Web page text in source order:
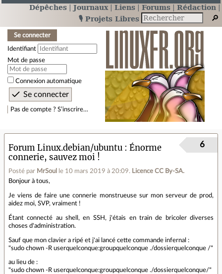
Dépêches Journaux Liens Forums
Rédaction
🎙️ Projets Libres
Se connecter
Identifiant
Mot de passe
Connexion automatique
Pas de compte ? S’inscrire…
Forum Linux.debian/ubuntu
Énorme
connerie, sauvez moi !
Posté par MrSoul le 10 mars 2019 à 20:09. Licence CC By‑SA.
6
Bonjour à tous,
Je viens de faire une connerie monstrueuse sur mon serveur de prod,
aidez moi, SVP, vraiment !
Étant connecté au shell, en SSH, j'étais en train de bricoler diverses
choses d'administration.
Sauf que mon clavier a ripé et j'ai lancé cette commande infernal :
"sudo chown -R userquelconque:groupquelconque ./dossierquelconque /"
au lieu de :
"sudo chown -R userquelconque:groupquelconque ./dossierquelconque/"